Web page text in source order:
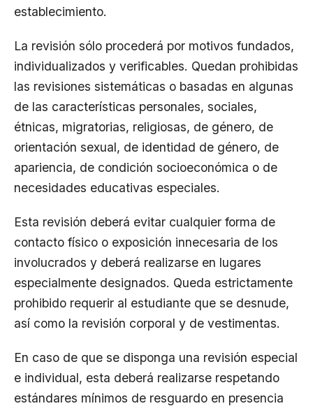
establecimiento.
La revisión sólo procederá por motivos fundados,
individualizados y verificables. Quedan prohibidas
las revisiones sistemáticas o basadas en algunas
de las características personales, sociales,
étnicas, migratorias, religiosas, de género, de
orientación sexual, de identidad de género, de
apariencia, de condición socioeconómica o de
necesidades educativas especiales.
Esta revisión deberá evitar cualquier forma de
contacto físico o exposición innecesaria de los
involucrados y deberá realizarse en lugares
especialmente designados. Queda estrictamente
prohibido requerir al estudiante que se desnude,
así como la revisión corporal y de vestimentas.
En caso de que se disponga una revisión especial
e individual, esta deberá realizarse respetando
estándares mínimos de resguardo en presencia